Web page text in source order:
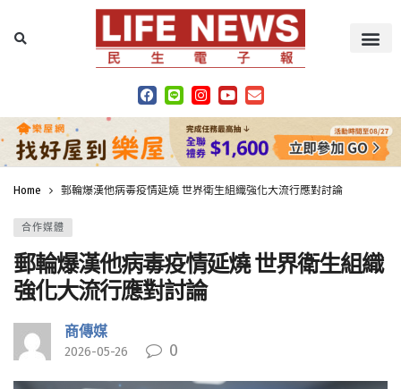
Home 郵輪爆漢他病毒疫情延燒 世界衛生組織強化大流行應對討論
合作媒體
郵輪爆漢他病毒疫情延燒 世界衛生組織
強化大流行應對討論
商傳媒
2026-05-26 0